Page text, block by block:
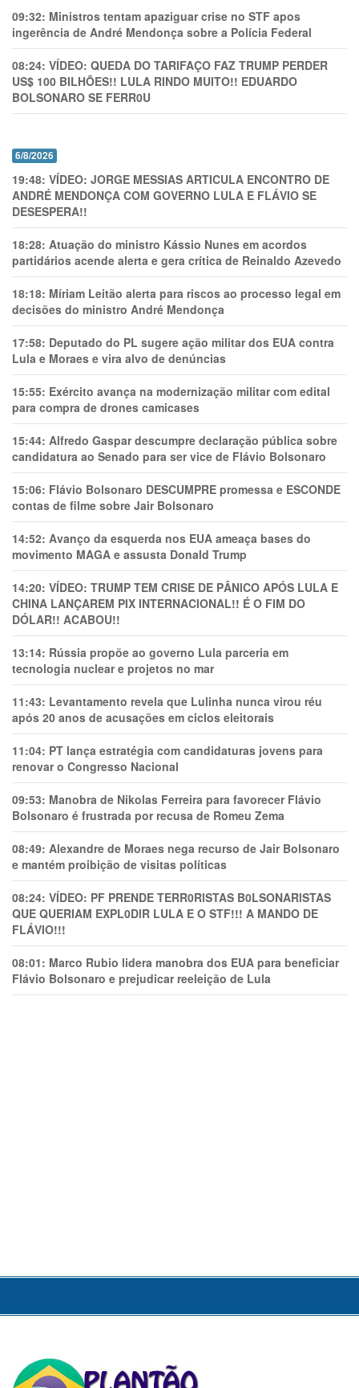
09:32: Ministros tentam apaziguar crise no STF apos
ingerência de André Mendonça sobre a Polícia Federal
08:24: VÍDEO: QUEDA DO TARIFAÇO FAZ TRUMP PERDER
US$ 100 BILHÕES!! LULA RINDO MUITO!! EDUARDO
BOLSONARO SE FERR0U
6/8/2026
19:48: VÍDEO: JORGE MESSIAS ARTICULA ENCONTRO DE
ANDRÉ MENDONÇA COM GOVERNO LULA E FLÁVIO SE
DESESPERA!!
18:28: Atuação do ministro Kássio Nunes em acordos
partidários acende alerta e gera crítica de Reinaldo Azevedo
18:18: Míriam Leitão alerta para riscos ao processo legal em
decisões do ministro André Mendonça
17:58: Deputado do PL sugere ação militar dos EUA contra
Lula e Moraes e vira alvo de denúncias
15:55: Exército avança na modernização militar com edital
para compra de drones camicases
15:44: Alfredo Gaspar descumpre declaração pública sobre
candidatura ao Senado para ser vice de Flávio Bolsonaro
15:06: Flávio Bolsonaro DESCUMPRE promessa e ESCONDE
contas de filme sobre Jair Bolsonaro
14:52: Avanço da esquerda nos EUA ameaça bases do
movimento MAGA e assusta Donald Trump
14:20: VÍDEO: TRUMP TEM CRlSE DE PÂNlCO APÓS LULA E
CHINA LANÇAREM PIX INTERNACIONAL!! É O FIM DO
DÓLAR!! ACABOU!!
13:14: Rússia propõe ao governo Lula parceria em
tecnologia nuclear e projetos no mar
11:43: Levantamento revela que Lulinha nunca virou réu
após 20 anos de acusações em ciclos eleitorais
11:04: PT lança estratégia com candidaturas jovens para
renovar o Congresso Nacional
09:53: Manobra de Nikolas Ferreira para favorecer Flávio
Bolsonaro é frustrada por recusa de Romeu Zema
08:49: Alexandre de Moraes nega recurso de Jair Bolsonaro
e mantém proibição de visitas políticas
08:24: VÍDEO: PF PRENDE TERR0RlSTAS B0LSONARlSTAS
QUE QUERIAM EXPL0DlR LULA E O STF!!! A MANDO DE
FLÁVIO!!!
08:01: Marco Rubio lidera manobra dos EUA para beneficiar
Flávio Bolsonaro e prejudicar reeleição de Lula